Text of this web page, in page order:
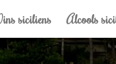
siciliens Alcools